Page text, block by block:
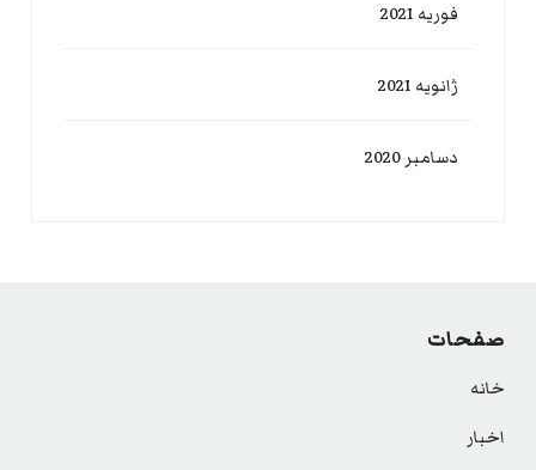
فوریه 2021
ژانویه 2021
دسامبر 2020
صفحات
خانه
اخبار